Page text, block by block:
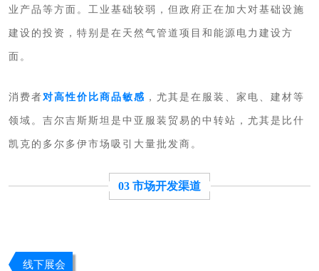
业产品等方面。 工业基础较弱，但政府正在加大对基础设施
建设的投资，特别是在天然气管道项目和能源电力建设方
面。
消费者 对高性价比商品敏感 ，尤其是在服装、家电、建材等
领域。吉尔吉斯斯坦是中亚服装贸易的中转站，尤其是比什
凯克的多尔多伊市场吸引大量批发商。
03 市场开发渠道
线下展会